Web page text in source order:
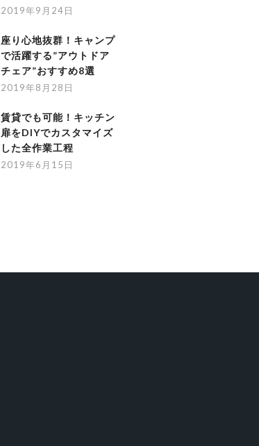
2019年9月24日
座り心地抜群！キャンプ
で活躍する”アウトドア
チェア”おすすめ8選
2019年8月28日
賃貸でも可能！キッチン
扉をDIYでカスタマイズ
した全作業工程
2019年6月15日